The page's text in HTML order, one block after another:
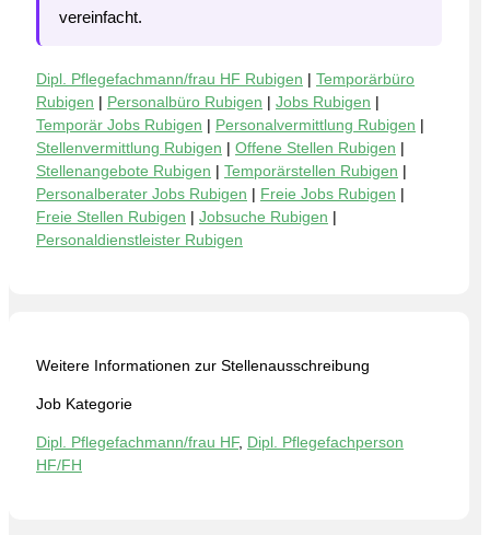
vereinfacht.
Dipl. Pflegefachmann/frau HF Rubigen | Temporärbüro
Rubigen | Personalbüro Rubigen | Jobs Rubigen |
Temporär Jobs Rubigen | Personalvermittlung Rubigen |
Stellenvermittlung Rubigen | Offene Stellen Rubigen |
Stellenangebote Rubigen | Temporärstellen Rubigen |
Personalberater Jobs Rubigen | Freie Jobs Rubigen |
Freie Stellen Rubigen | Jobsuche Rubigen |
Personaldienstleister Rubigen
Weitere Informationen zur Stellenausschreibung
Job Kategorie
Dipl. Pflegefachmann/frau HF, Dipl. Pflegefachperson
HF/FH